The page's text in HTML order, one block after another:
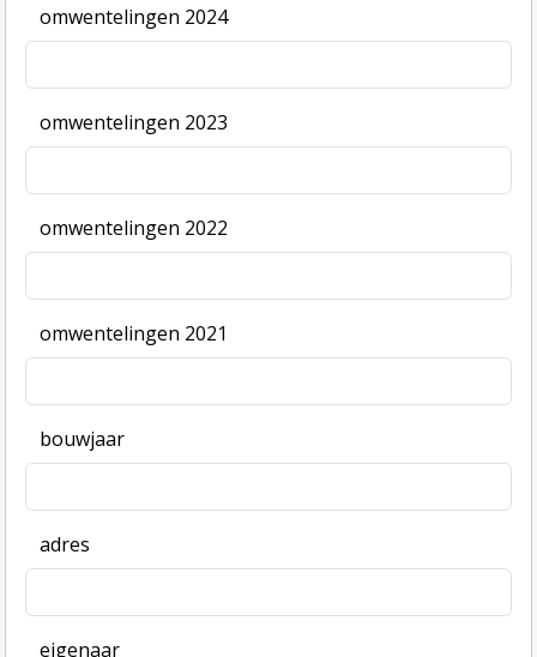
omwentelingen 2024
omwentelingen 2023
omwentelingen 2022
omwentelingen 2021
bouwjaar
adres
eigenaar